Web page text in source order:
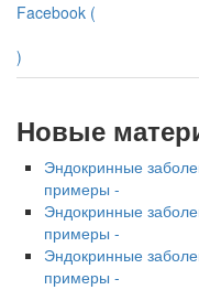
Facebook (
)
Новые
Эндокринные
примеры -
Эндокринные
примеры -
Эндокринные
примеры -